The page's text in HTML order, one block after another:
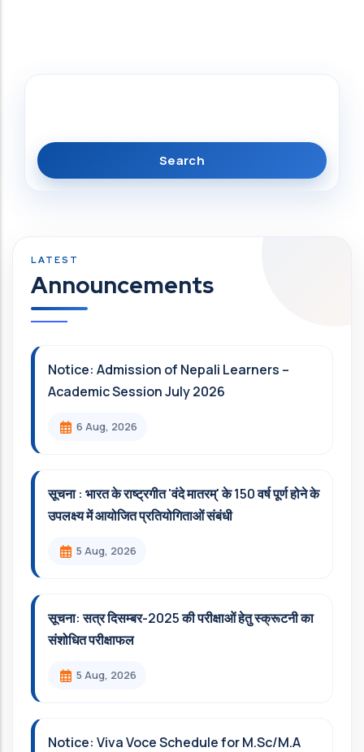
Announcements
Notice: Admission of Nepali Learners –
Academic Session July 2026
6 Aug, 2026
सूचना : भारत के राष्ट्रगीत 'वंदे मातरम्' के 150 वर्ष पूर्ण होने के
उपलक्ष्य में आयोजित प्रतियोगिताओं संबंधी
5 Aug, 2026
सूचना: सत्र दिसम्‍बर-2025 की परीक्षाओं हेतु स्क्रूटनी का
संशोधित परीक्षाफल
5 Aug, 2026
Notice: Viva Voce Schedule for M.Sc/M.A